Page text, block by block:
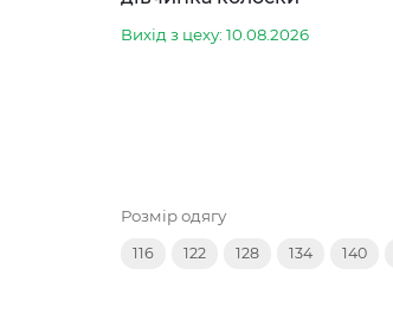
Вихід з цеху: 10.08.2026
Розмір одягу
116 122 128 134 140